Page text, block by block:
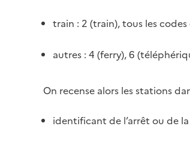
train : 2 (train), tous les codes
autres : 4 (ferry), 6
On recense alors les stations
identificant de l’arrêt ou de